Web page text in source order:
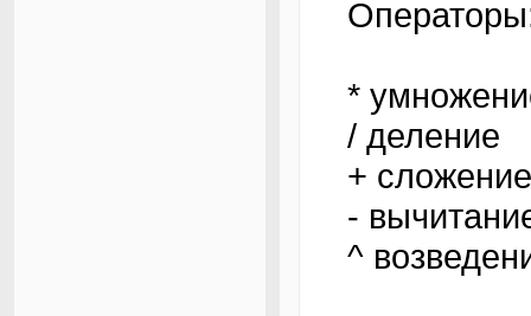
*
/ деление
+ сложение
-
^